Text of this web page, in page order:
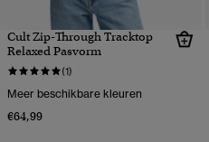
Cult Zip-Through Tracktop
Relaxed Pasvorm
(1)
Meer beschikbare kleuren
€64,99